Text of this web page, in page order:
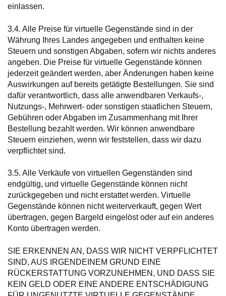
einlassen.
3.4. Alle Preise für virtuelle Gegenstände sind in der
Währung Ihres Landes angegeben und enthalten keine
Steuern und sonstigen Abgaben, sofern wir nichts anderes
angeben. Die Preise für virtuelle Gegenstände können
jederzeit geändert werden, aber Änderungen haben keine
Auswirkungen auf bereits getätigte Bestellungen. Sie sind
dafür verantwortlich, dass alle anwendbaren Verkaufs-,
Nutzungs-, Mehrwert- oder sonstigen staatlichen Steuern,
Gebühren oder Abgaben im Zusammenhang mit Ihrer
Bestellung bezahlt werden. Wir können anwendbare
Steuern einziehen, wenn wir feststellen, dass wir dazu
verpflichtet sind.
3.5. Alle Verkäufe von virtuellen Gegenständen sind
endgültig, und virtuelle Gegenstände können nicht
zurückgegeben und nicht erstattet werden. Virtuelle
Gegenstände können nicht weiterverkauft, gegen Wert
übertragen, gegen Bargeld eingelöst oder auf ein anderes
Konto übertragen werden.
SIE ERKENNEN AN, DASS WIR NICHT VERPFLICHTET
SIND, AUS IRGENDEINEM GRUND EINE
RÜCKERSTATTUNG VORZUNEHMEN, UND DASS SIE
KEIN GELD ODER EINE ANDERE ENTSCHÄDIGUNG